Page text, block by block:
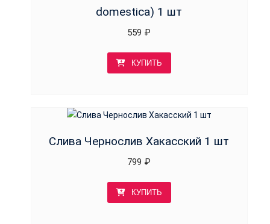
domestica) 1 шт
559 ₽
КУПИТЬ
Слива Чернослив Хакасский 1 шт
799 ₽
КУПИТЬ